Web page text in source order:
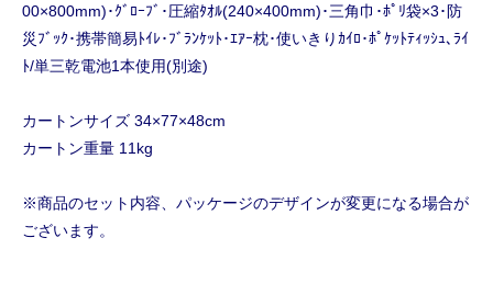
00×800mm)･ｸﾞﾛｰﾌﾞ･圧縮ﾀｵﾙ(240×400mm)･三角巾･ﾎﾟﾘ袋×3･防
災ﾌﾞｯｸ･携帯簡易ﾄｲﾚ･ﾌﾞﾗﾝｹｯﾄ･ｴｱｰ枕･使いきりｶｲﾛ･ﾎﾟｹｯﾄﾃｨｯｼｭ､ﾗｲ
ﾄ/単三乾電池1本使用(別途)
カートンサイズ 34×77×48cm
カートン重量 11kg
※商品のセット内容、パッケージのデザインが変更になる場合が
ございます。